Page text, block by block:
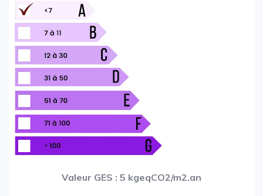
Valeur GES : 5 kgeqCO2/m2.an